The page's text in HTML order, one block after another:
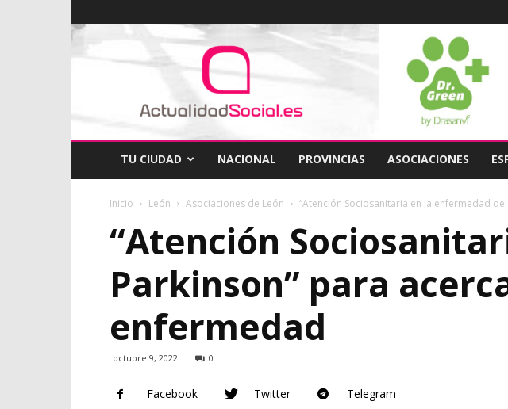
ActualidadSocial
TU CIUDAD NACIONAL PROVINCIAS ASOCIACIONES
Inicio León Asociaciones de León “Atención Sociosanitaria en la enfermedad
“Atención
Parkinson” para
enfermedad
octubre 9, 2022 0
Facebook Twitter Telegram